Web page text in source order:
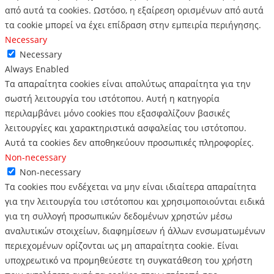
από αυτά τα cookies. Ωστόσο, η εξαίρεση ορισμένων από αυτά
τα cookie μπορεί να έχει επίδραση στην εμπειρία περιήγησης.
Necessary
Necessary
Always Enabled
Τα απαραίτητα cookies είναι απολύτως απαραίτητα για την
σωστή λειτουργία του ιστότοπου. Αυτή η κατηγορία
περιλαμβάνει μόνο cookies που εξασφαλίζουν βασικές
λειτουργίες και χαρακτηριστικά ασφαλείας του ιστότοπου.
Αυτά τα cookies δεν αποθηκεύουν προσωπικές πληροφορίες.
Non-necessary
Non-necessary
Τα cookies που ενδέχεται να μην είναι ιδιαίτερα απαραίτητα
για την λειτουργία του ιστότοπου και χρησιμοποιούνται ειδικά
για τη συλλογή προσωπικών δεδομένων χρηστών μέσω
αναλυτικών στοιχείων, διαφημίσεων ή άλλων ενσωματωμένων
περιεχομένων ορίζονται ως μη απαραίτητα cookie. Είναι
υποχρεωτικό να προμηθεύεστε τη συγκατάθεση του χρήστη